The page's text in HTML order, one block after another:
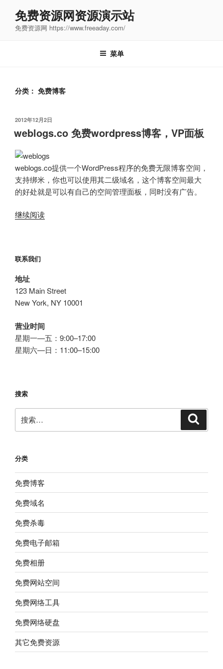
免费资源网资源演示站
免费资源网 https://www.freeaday.com/
菜单
分类： 免费博客
发
于
2012年12月2日
weblogs.co 免费wordpress博客，VP面板
weblogs.co提供一个WordPress程序的免费无限博客空间，
支持绑米，你也可以使用其二级域名，这个博客空间最大
的好处就是可以有自己的空间管理面板，同时没有广告。
继续阅读“weblogs.co
VP
面
板”
联系我们
地址
123 Main Street
New York, NY 10001
营业时间
星期一—五：9:00–17:00
星期六—日：11:00–15:00
搜索
索：
分类
免费博客
免费域名
免费杀毒
免费电子邮箱
免费相册
免费网站空间
免费网络工具
免费网络硬盘
其它免费资源